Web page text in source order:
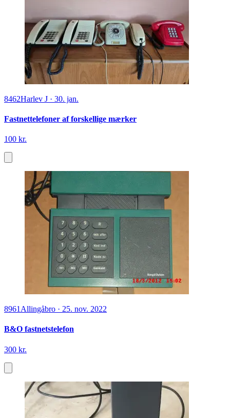
8462Harlev J · 30. jan.
Fastnettelefoner af forskellige mærker
100 kr.
8961 Allingåbro · 25. nov. 2022
B&O fastnetstelefon
300 kr.